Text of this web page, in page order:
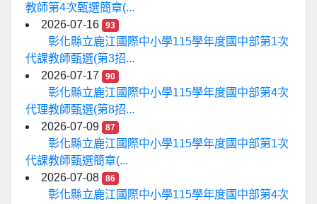
教師第4次甄選簡章(...
2026-07-16
93
彰化縣立鹿江國際中小學115學年度國中部第1次
代課教師甄選(第3招...
2026-07-17
90
彰化縣立鹿江國際中小學115學年度國中部第4次
代理教師甄選(第8招...
2026-07-09
87
彰化縣立鹿江國際中小學115學年度國中部第1次
代課教師甄選簡章(...
2026-07-08
86
彰化縣立鹿江國際中小學115學年度國中部第4次